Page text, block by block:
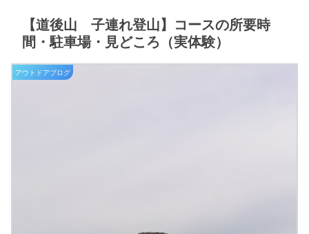
【道後山 子連れ登山】コースの所要時
間・駐車場・見どころ（実体験）
アウトドアブログ